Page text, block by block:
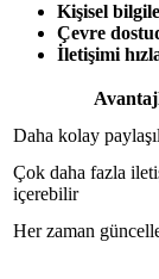
Kişisel
Çevre
İletişimi
Daha kolay
Çok daha fazla
içerebilir
Her zaman